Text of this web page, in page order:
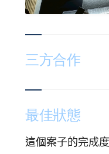
三方合作
最佳狀態
這個案子的完成